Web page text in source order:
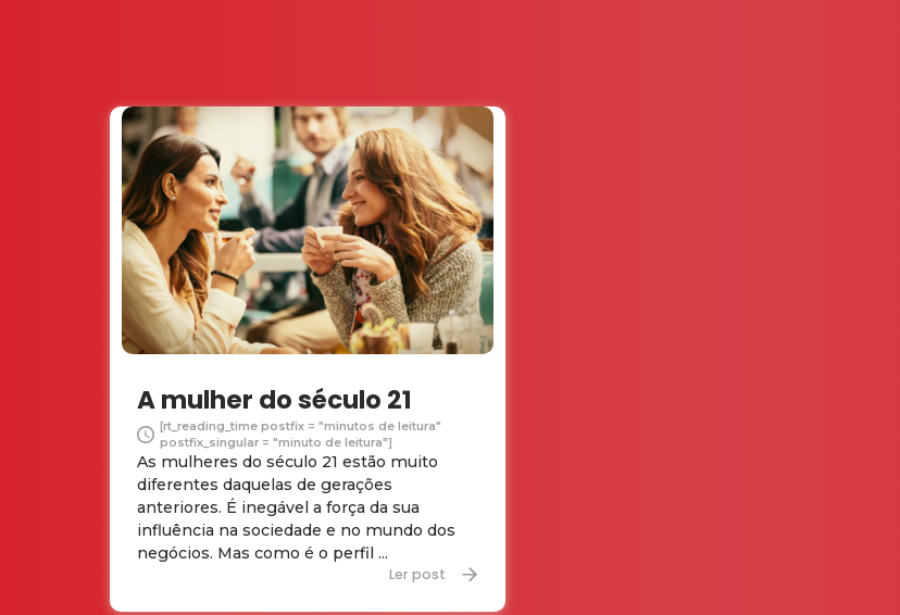
A mulher do século 21
[rt_reading_time postfix = "minutos de leitura"
postfix_singular = "minuto de leitura"]
As mulheres do século 21 estão muito
diferentes daquelas de gerações
anteriores. É inegável a força da sua
influência na sociedade e no mundo dos
negócios. Mas como é o perfil ...
Ler post